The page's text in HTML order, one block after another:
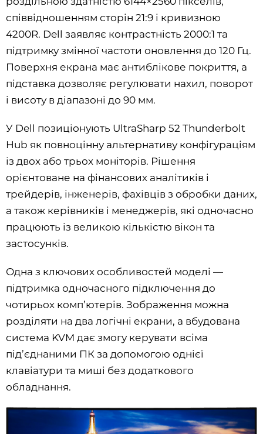
співвідношенням сторін 21:9 і кривизною
4200R. Dell заявляє контрастність 2000:1 та
підтримку змінної частоти оновлення до 120 Гц.
Поверхня екрана має антиблікове покриття, а
підставка дозволяє регулювати нахил, поворот
і висоту в діапазоні до 90 мм.
У Dell позиціонують UltraSharp 52 Thunderbolt
Hub як повноцінну альтернативу конфігураціям
із двох або трьох моніторів. Рішення
орієнтоване на фінансових аналітиків і
трейдерів, інженерів, фахівців з обробки даних,
а також керівників і менеджерів, які одночасно
працюють із великою кількістю вікон та
застосунків.
Одна з ключових особливостей моделі —
підтримка одночасного підключення до
чотирьох комп’ютерів. Зображення можна
розділяти на два логічні екрани, а вбудована
система KVM дає змогу керувати всіма
під’єднаними ПК за допомогою однієї
клавіатури та миші без додаткового
обладнання.